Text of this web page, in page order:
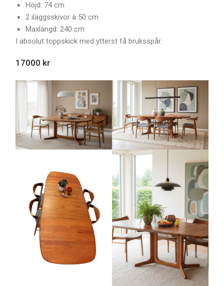
Höjd: 74 cm
2 iläggsskivor à 50 cm
Maxlängd: 240 cm
I absolut toppskick med ytterst få bruksspår.
17000 kr